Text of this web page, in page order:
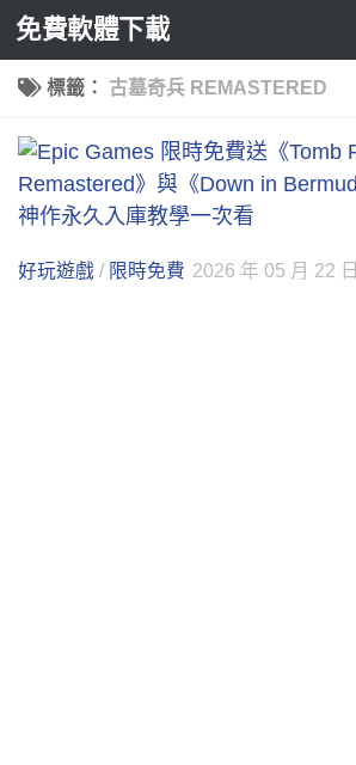
Skip to content
免費軟體下載
標籤： 古墓奇兵 REMASTERED
好玩遊戲 / 限時免費 2026 年 05 月 22 日